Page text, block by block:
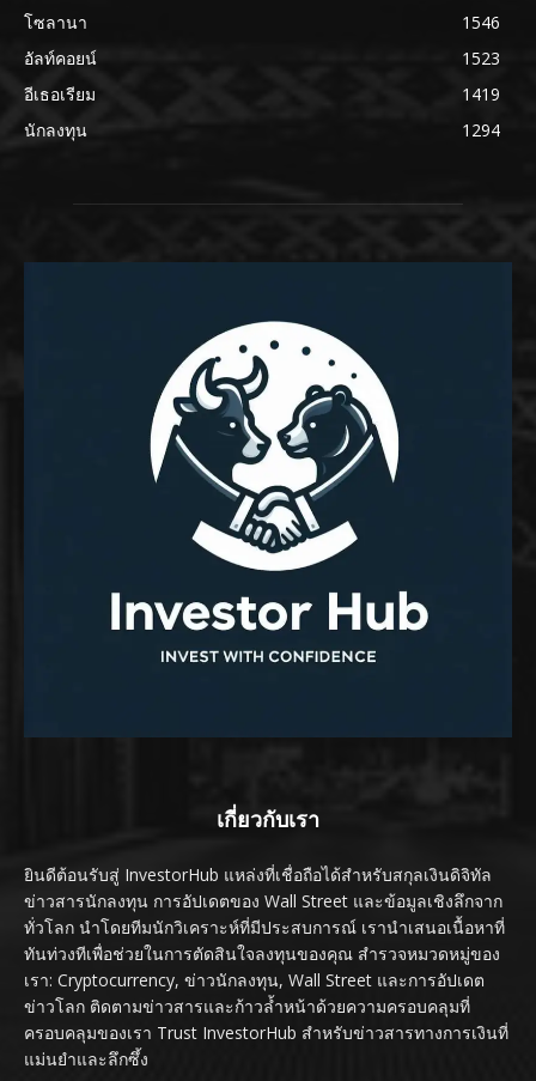
โซลานา
1546
อัลท์คอยน์
1523
อีเธอเรียม
1419
นักลงทุน
1294
เกี่ยวกับเรา
ยินดีต้อนรับสู่ InvestorHub แหล่งที่เชื่อถือได้สำหรับสกุลเงินดิจิทัล
ข่าวสารนักลงทุน การอัปเดตของ Wall Street และข้อมูลเชิงลึกจาก
ทั่วโลก นำโดยทีมนักวิเคราะห์ที่มีประสบการณ์ เรานำเสนอเนื้อหาที่
ทันท่วงทีเพื่อช่วยในการตัดสินใจลงทุนของคุณ สำรวจหมวดหมู่ของ
เรา: Cryptocurrency, ข่าวนักลงทุน, Wall Street และการอัปเดต
ข่าวโลก ติดตามข่าวสารและก้าวล้ำหน้าด้วยความครอบคลุมที่
ครอบคลุมของเรา Trust InvestorHub สำหรับข่าวสารทางการเงินที่
แม่นยำและลึกซึ้ง